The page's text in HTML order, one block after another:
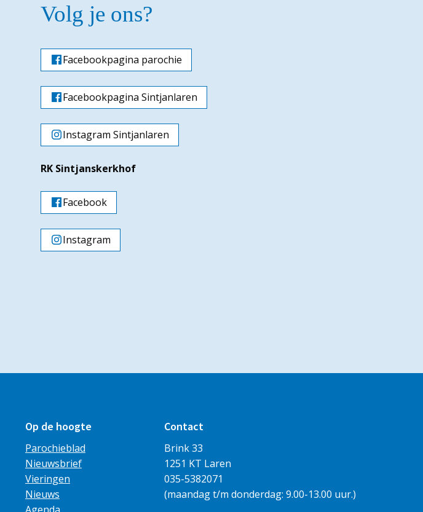
Volg je ons?
Facebookpagina parochie
Facebookpagina Sintjanlaren
Instagram Sintjanlaren
RK Sintjanskerkhof
Facebook
Instagram
Op de hoogte
Parochieblad
Nieuwsbrief
Vieringen
Nieuws
Contact
Brink 33
1251 KT Laren
035-5382071
(maandag t/m donderdag: 9.00-13.00 uur.)